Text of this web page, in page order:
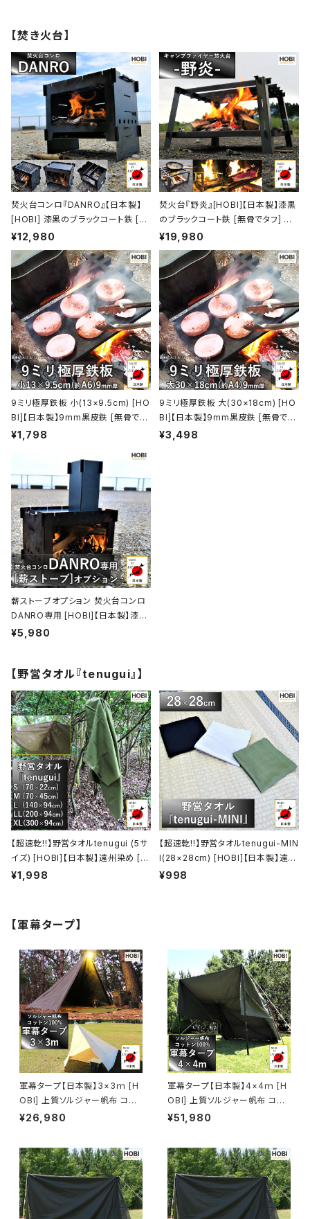
セカンド 車載 [MADE IN JAPA
N]
【焚き火台】
焚火台コンロ『DANRO』【日本製】
[HOBI] 漆黒のブラックコート鉄 [無
骨でタフ] 3WAY グリル＆プレート＆
ゴトク 歪みにくい重厚鉄 (21.5×15.
5×19cm) ソロキャンプ 薪 ロケット
ストーブ [MADE IN JAPAN]
¥12,980
焚火台『野炎』[HOBI]【日本製】漆黒
のブラックコート鉄 [無骨でタフ] マ
ルチゴトク 41×38×24.5cm 歪みに
くい重厚鉄 キャンプファイヤー ファ
イア グリル バーベキュー 焼き鳥 炭
火焼 コンロ 焚き火台 たき火台 taki
bi アウトドア レジャー ホビ【MADE
IN JAPAN】
¥19,980
9ミリ極厚鉄板 小(13×9.5cm) [HO
BI]【日本製】9mm黒皮鉄 [無骨でタ
フ] 業務用 グリルプレート キャンプ
たき火 takibi アウトドア レジャー
ホビ【MADE IN JAPAN】
¥1,798
9ミリ極厚鉄板 大(30×18cm) [HO
BI]【日本製】9mm黒皮鉄 [無骨でタ
フ] 業務用 厨房 店舗 焼肉 焼き鳥 グ
¥3,498
薪ストーブオプション 焚火台コンロ
DANRO専用 [HOBI]【日本製】漆黒
のブラックコート鉄 [無骨でタフ] 煙
¥5,980
【野営タオル『tenugui』】
【超速乾!!】野営タオルtenugui (5サ
イズ) [HOBI]【日本製】遠州染め [職
人による注染] シャンタン生地/綿10
ャンプ レジャー ホビ 【MADE IN JA
¥1,998
【超速乾!!】野営タオルtenugui-MIN
I(28×28cm) [HOBI]【日本製】遠州
染め [職人による注染] シャンタン生
¥998
【軍幕タープ】
軍幕タープ【日本製】3×3ｍ [H
OBI] 上質ソルジャー帆布 コット
ン100% [無骨でタフ] 強撥水パ
300×300 ホビ ブラックオリー
ブ/オフホワイト【MADE IN JAP
AN】
¥26,980
軍幕タープ【日本製】4×4ｍ [H
OBI] 上質ソルジャー帆布 コット
ン100% [無骨でタフ] 強撥水パ
400×400 ホビ ブラックオリー
ブ【MADE IN JAPAN】
¥51,980